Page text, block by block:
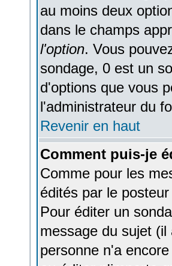
au moins deux
dans le champs
l'option. Vous
sondage, 0 est un
d'options que vous
l'administrateur du
Revenir en haut
Comment puis-je
Comme pour les
édités par le
Pour éditer un
message du sujet
personne n'a